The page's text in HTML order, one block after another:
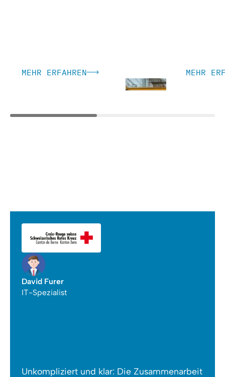
MEHR ERFAHREN MEHR
David Furer
IT-Spezialist
Unkompliziert und klar: Die Zusammenarbeit